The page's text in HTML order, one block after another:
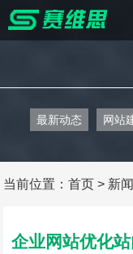
最新动态 网站
当前位置：首页 > 新
企业网站优化